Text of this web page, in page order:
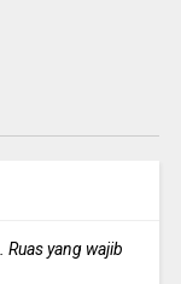
Ruas yang wajib